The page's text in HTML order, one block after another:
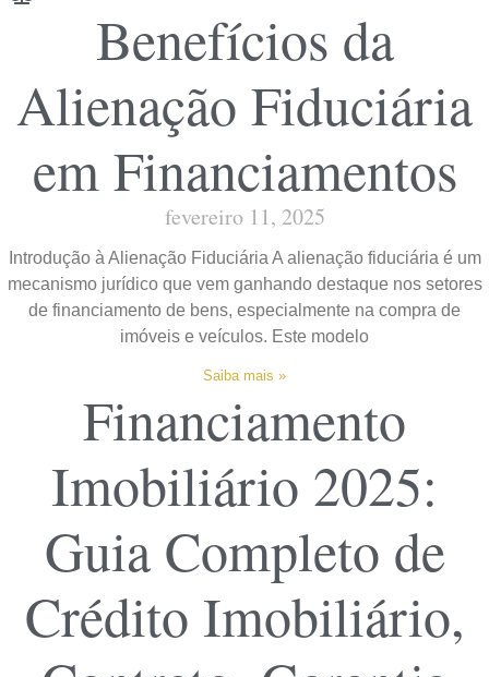
Benefícios da
Alienação Fiduciária
em Financiamentos
fevereiro 11, 2025
Introdução à Alienação Fiduciária A alienação fiduciária é um
mecanismo jurídico que vem ganhando destaque nos setores
de financiamento de bens, especialmente na compra de
imóveis e veículos. Este modelo
Saiba mais »
Financiamento
Imobiliário 2025:
Guia Completo de
Crédito Imobiliário,